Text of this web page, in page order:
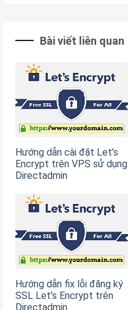
Bài viết liên quan
Hướng dẫn cài đặt Let’s
Encrypt trên VPS sử dụng
Directadmin
Hướng dẫn fix lỗi đăng ký
SSL Let’s Encrypt trên
Directadmin